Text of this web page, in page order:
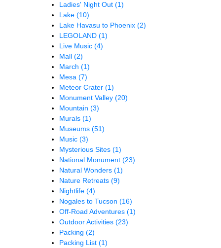
Ladies' Night Out (1)
Lake (10)
Lake Havasu to Phoenix (2)
LEGOLAND (1)
Live Music (4)
Mall (2)
March (1)
Mesa (7)
Meteor Crater (1)
Monument Valley (20)
Mountain (3)
Murals (1)
Museums (51)
Music (3)
Mysterious Sites (1)
National Monument (23)
Natural Wonders (1)
Nature Retreats (9)
Nightlife (4)
Nogales to Tucson (16)
Off-Road Adventures (1)
Outdoor Activities (23)
Packing (2)
Packing List (1)